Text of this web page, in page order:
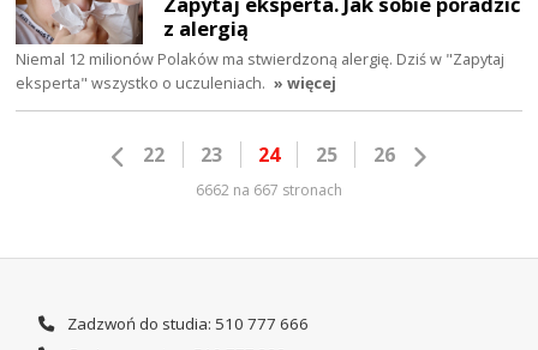
z alergią
Niemal 12 milionów Polaków ma stwierdzoną alergię. Dziś w "Zapytaj
eksperta" wszystko o uczuleniach. » więcej
22 23 24 25 26
6662 na 667 stronach
Zadzwoń do studia: 510 777 666